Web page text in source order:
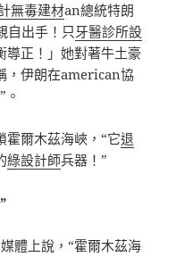
無毒建材an總統特朗
自出手！只牙醫診所設
導正！」她對著牛土豪
，伊朗在american協
霍爾木茲海峽，“它退
綠設計師兵器！”
體上說，“霍爾木茲海